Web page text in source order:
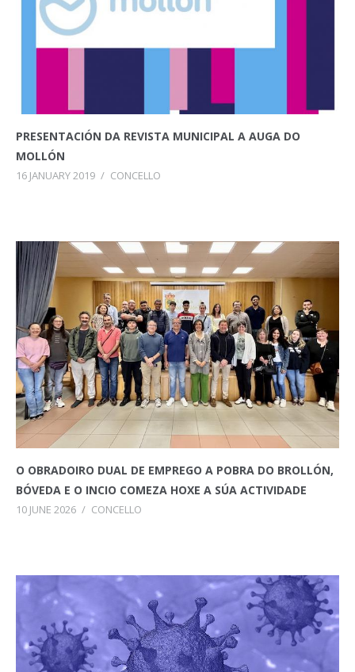
PRESENTACIÓN DA REVISTA MUNICIPAL A AUGA DO
MOLLÓN
16 JANUARY 2019 / CONCELLO
O OBRADOIRO DUAL DE EMPREGO A POBRA DO BROLLÓN,
BÓVEDA E O INCIO COMEZA HOXE A SÚA ACTIVIDADE
10 JUNE 2026 / CONCELLO